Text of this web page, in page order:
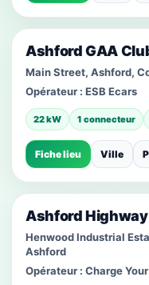
Ashford GAA
Main Street, Ashford,
Opérateur : ESB Ecars
22 kW 1 connecteur
Fiche lieu Ville
Ashford
Henwood Industrial
Ashford
Opérateur : Charge